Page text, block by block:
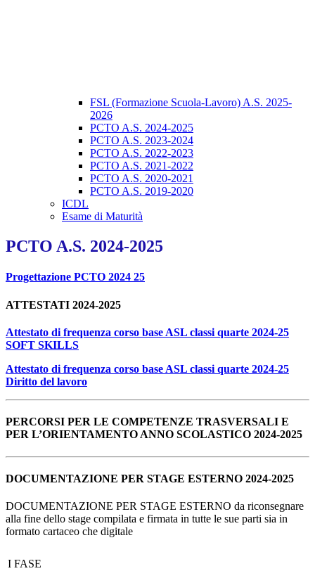
FSL (Formazione Scuola-Lavoro) A.S. 2025-
2026
PCTO A.S. 2024-2025
PCTO A.S. 2023-2024
PCTO A.S. 2022-2023
PCTO A.S. 2021-2022
PCTO A.S. 2020-2021
PCTO A.S. 2019-2020
ICDL
Esame di Maturità
PCTO A.S. 2024-2025
Progettazione PCTO 2024 25
ATTESTATI 2024-2025
Attestato di frequenza corso base ASL classi quarte 2024-25
SOFT SKILLS
Attestato di frequenza corso base ASL classi quarte 2024-25
Diritto del lavoro
PERCORSI PER LE COMPETENZE TRASVERSALI E
PER L’ORIENTAMENTO ANNO SCOLASTICO 2024‐2025
DOCUMENTAZIONE PER STAGE ESTERNO 2024-2025
DOCUMENTAZIONE PER STAGE ESTERNO da riconsegnare
alla fine dello stage compilata e firmata in tutte le sue parti sia in
formato cartaceo che digitale
I FASE